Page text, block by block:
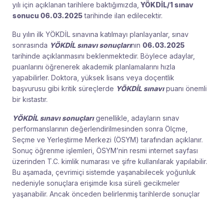
yılı için açıklanan tarihlere baktığımızda, YÖKDİL/1 sınav
sonucu 06.03.2025tarihinde ilan edilecektir.
Bu yılın ilk YÖKDİL sınavına katılmayı planlayanlar, sınav
sonrasında YÖKDİL sınavı sonuçlarının 06.03.2025
tarihinde açıklanmasını beklenmektedir. Böylece adaylar,
puanlarını öğrenerek akademik planlamalarını hızla
yapabilirler. Doktora, yüksek lisans veya doçentlik
başvurusu gibi kritik süreçlerde YÖKDİL sınavıpuanı önemli
bir kıstastır.
YÖKDİL sınavı sonuçlarıgenellikle, adayların sınav
performanslarının değerlendirilmesinden sonra Ölçme,
Seçme ve Yerleştirme Merkezi (ÖSYM) tarafından açıklanır.
Sonuç öğrenme işlemleri, ÖSYM’nin resmi internet sayfası
üzerinden T.C. kimlik numarası ve şifre kullanılarak yapılabilir.
Bu aşamada, çevrimiçi sistemde yaşanabilecek yoğunluk
nedeniyle sonuçlara erişimde kısa süreli gecikmeler
yaşanabilir. Ancak önceden belirlenmiş tarihlerde sonuçlar